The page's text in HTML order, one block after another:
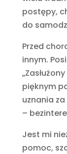
postępy,
do
Przed
innym.
pięknym
uznania
–
Jest mi
pomoc,